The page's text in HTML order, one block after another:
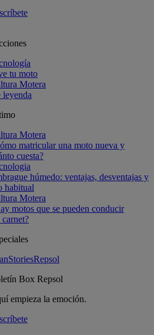
tu moto
Motera
leyenda
Motera
matricular una moto nueva y
cuesta?
húmedo: ventajas, desventajas y
habitual
Motera
motos que se pueden conducir
carnet?
Box Repsol
empieza la emoción.